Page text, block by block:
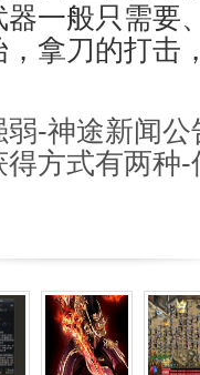
一般只需要
拿刀的打击
-神途新闻公
得方式有两种